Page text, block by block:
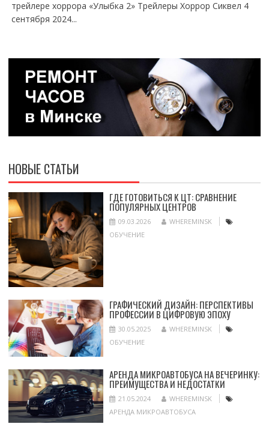
трейлере хоррора «Улыбка 2» Трейлеры Хоррор Сиквел 4
сентября 2024...
НОВЫЕ СТАТЬИ
ГДЕ ГОТОВИТЬСЯ К ЦТ: СРАВНЕНИЕ
ПОПУЛЯРНЫХ ЦЕНТРОВ
09.03.2026
WHEREMINSK
ОБУЧЕНИЕ
ГРАФИЧЕСКИЙ ДИЗАЙН: ПЕРСПЕКТИВЫ
ПРОФЕССИИ В ЦИФРОВУЮ ЭПОХУ
30.05.2025
WHEREMINSK
ОБУЧЕНИЕ
АРЕНДА МИКРОАВТОБУСА НА ВЕЧЕРИНКУ:
ПРЕИМУЩЕСТВА И НЕДОСТАТКИ
21.05.2024
WHEREMINSK
АРЕНДА МИКРОАВТОБУСА